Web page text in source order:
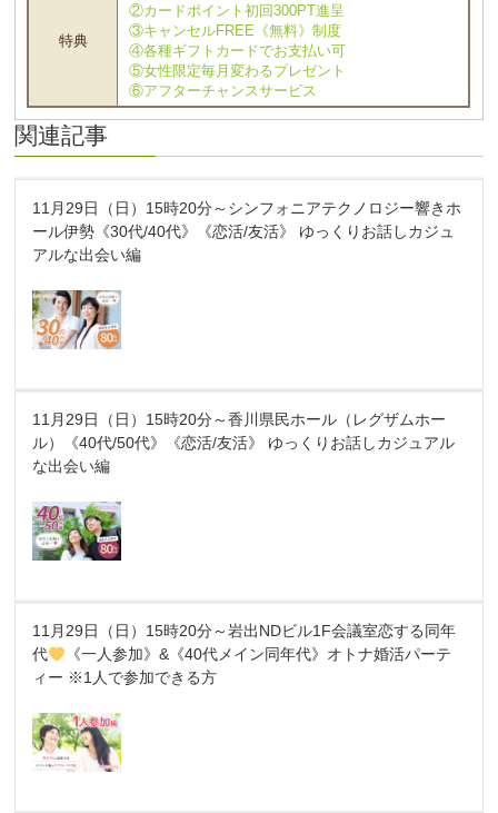
特典
②カードポイント初回300PT進呈
③キャンセルFREE《無料》制度
④各種ギフトカードでお支払い可
⑤女性限定毎月変わるプレゼント
⑥アフターチャンスサービス
関連記事
11月29日（日）15時20分～シンフォニアテクノロジー響きホ
ール伊勢《30代/40代》《恋活/友活》 ゆっくりお話しカジュ
アルな出会い編
11月29日（日）15時20分～香川県民ホール（レグザムホー
ル）《40代/50代》《恋活/友活》 ゆっくりお話しカジュアル
な出会い編
11月29日（日）15時20分～岩出NDビル1F会議室恋する同年
代
《一人参加》&《40代メイン同年代》オトナ婚活パーテ
ィー ※1人で参加できる方